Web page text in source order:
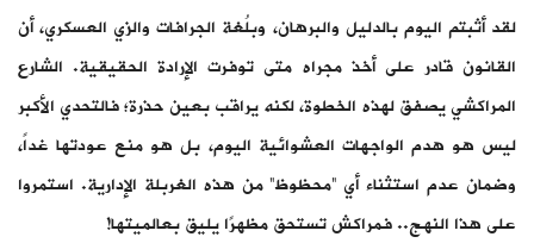
لقد أثبتم اليوم بالدليل والبرهان، وبلُغة الجرافات والزي العسكري، أن
القانون قادر على أخذ مجراه متى توفرت الإرادة الحقيقية. الشارع
المراكشي يصفق لهذه الخطوة، لكنه يراقب بعين حذرة؛ فالتحدي الأكبر
ليس هو هدم الواجهات العشوائية اليوم، بل هو منع عودتها غداً،
وضمان عدم استثناء أي “محظوظ” من هذه الغربلة الإدارية. استمروا
على هذا النهج.. فمراكش تستحق مظهرًا يليق بعالميتها!